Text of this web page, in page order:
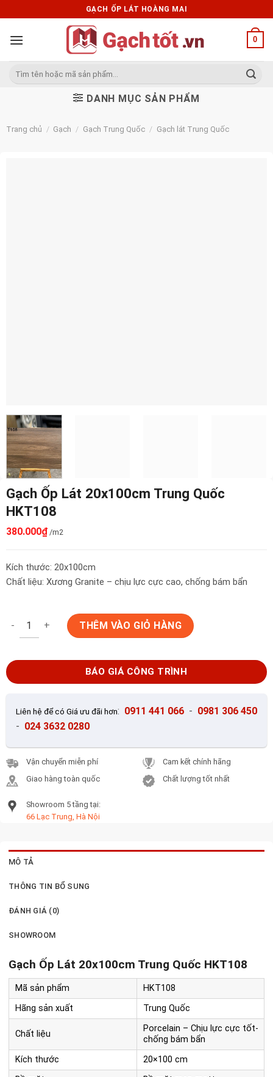
to
content
GẠCH ỐP LÁT HOÀNG MAI
0
Tìm
DANH MỤC SẢN PHẨM
Trang chủ / Gạch / Gạch Trung Quốc / Gạch lát Trung Quốc
Gạch Ốp Lát 20x100cm Trung Quốc
HKT108
380.000₫ /m2
Kích thước: 20x100cm
Chất liệu: Xương Granite – chịu lực cực cao, chống bám bẩn
Gạch Ốp Lát 20x100cm Trung Quốc HKT108 số lượng
THÊM VÀO GIỎ HÀNG
BÁO GIÁ CÔNG TRÌNH
Liên hệ để có Giá ưu đãi hơn: 0911 441 066 - 0981 306 450
- 024 3632 0280
Vận chuyển miễn phí
Giao hàng toàn quốc
Cam kết chính hãng
Chất lượng tốt nhất
Showroom 5 tầng tại:
66 Lạc Trung, Hà Nội
MÔ TẢ
THÔNG TIN BỔ SUNG
ĐÁNH GIÁ (0)
SHOWROOM
Gạch Ốp Lát 20x100cm Trung Quốc HKT108
Mã sản phẩm
HKT108
Hãng sản xuất
Trung Quốc
Chất liệu
Porcelain – Chịu lực cực tốt-
chống bám bẩn
Kích thước
20×100 cm